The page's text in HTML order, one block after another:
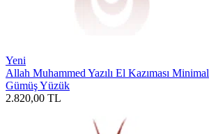
Yeni
Allah Muhammed Yazılı El Kazıması Minimal
Gümüş Yüzük
2.820,00 TL